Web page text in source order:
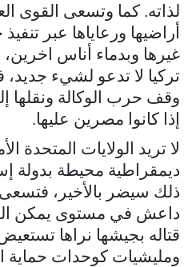
لذاته. كما وتسعى القوى
أراضيها ورعاياها عبر
غيرها وبدماء أناس
تركيا لا تدعو لشيء جديد،
وقف حرب الوكالة ونقلها
إذا كانوا مصرين عليها.
لا تريد الولايات المتحدة
ديمقراطية محيطة بدولة
ذلك سيضر بالأخير، فتسعى
داعش في مستوى يمكن
قتاله بجيشها نراها
ومليشيات كوحدات حماية